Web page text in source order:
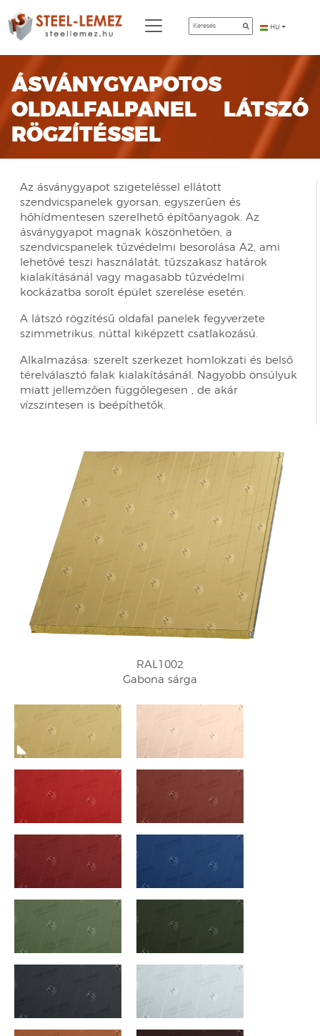
HU
ÁSVÁNYGYAPOTOS
OLDALFALPANEL LÁTSZÓ
RÖGZÍTÉSSEL
RAL1002
Gabona sárga
Az ásványgyapot szigeteléssel ellátott
szendvicspanelek gyorsan, egyszerűen és
hőhídmentesen szerelhető építőanyagok. Az
ásványgyapot magnak köszönhetően, a
szendvicspanelek tűzvédelmi besorolása A2, ami
lehetővé teszi használatát, tűzszakasz határok
kialakításánál vagy magasabb tűzvédelmi
kockázatba sorolt épület szerelése esetén.
A látszó rögzítésű oldafal panelek fegyverzete
szimmetrikus, núttal kiképzett csatlakozású.
Alkalmazása: szerelt szerkezet homlokzati és belső
térelválasztó falak kialakításánál. Nagyobb önsúlyuk
miatt jellemzően függőlegesen , de akár
vízszintesen is beépíthetők.